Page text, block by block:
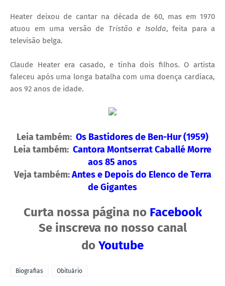
Heater deixou de cantar na década de 60, mas em 1970
atuou em uma versão de Tristão e Isolda, feita para a
televisão belga.
Claude Heater era casado, e tinha dois filhos. O artista
faleceu após uma longa batalha com uma doença cardíaca,
aos 92 anos de idade.
Leia também: Os Bastidores de Ben-Hur (1959)
Leia também: Cantora Montserrat Caballé Morre
aos 85 anos
Veja também:Antes e Depois do Elenco de Terra
de Gigantes
Curta nossa página no Facebook
Se inscreva no nosso canal
do Youtube
Biografias Obituário